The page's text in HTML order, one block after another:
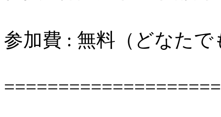
参加費 : 無料（どなた